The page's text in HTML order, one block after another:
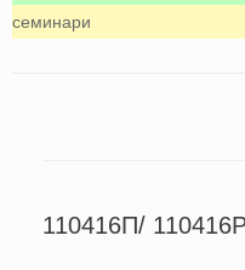
семинари
110416П/